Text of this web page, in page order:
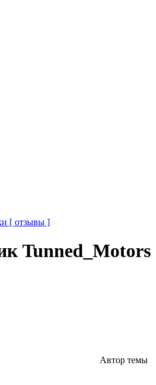
[ отзывы ]
Tunned_Motors
Автор темы